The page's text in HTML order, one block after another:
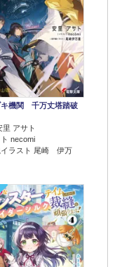
キ機関 千万丈塔踏破
里 アサト
necomi
イラスト 尾崎 伊万